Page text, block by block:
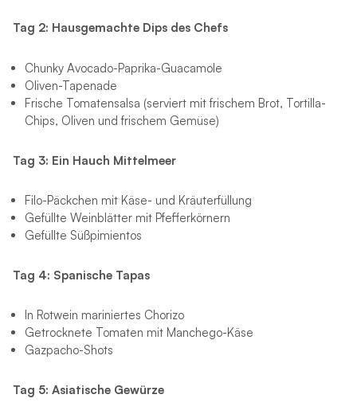
Tag 2: Hausgemachte Dips des Chefs
Chunky Avocado-Paprika-Guacamole
Oliven-Tapenade
Frische Tomatensalsa (serviert mit frischem Brot, Tortilla-
Chips, Oliven und frischem Gemüse)
Tag 3: Ein Hauch Mittelmeer
Filo-Päckchen mit Käse- und Kräuterfüllung
Gefüllte Weinblätter mit Pfefferkörnern
Gefüllte Süßpimientos
Tag 4: Spanische Tapas
In Rotwein mariniertes Chorizo
Getrocknete Tomaten mit Manchego-Käse
Gazpacho-Shots
Tag 5: Asiatische Gewürze